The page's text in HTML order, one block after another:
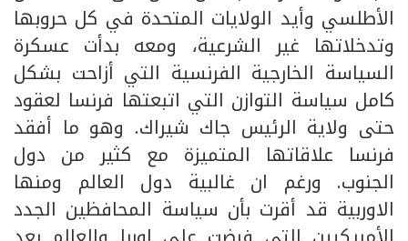
الأطلسي وأيد الولايات المتحدة في كل حروبها
وتدخلاتها غير الشرعية، ومعه بدأت عسكرة
السياسة الخارجية الفرنسية التي أزاحت بشكل
كامل سياسة التوازن التي اتبعتها فرنسا لعقود
حتى ولاية الرئيس جاك شيراك. وهو ما أفقد
فرنسا علاقاتها المتميزة مع كثير من دول
الجنوب. ورغم ان غالبية دول العالم ومنها
الاوربية قد أقرت بأن سياسة المحافظين الجدد